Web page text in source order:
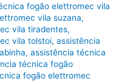
fogão elettromec vila
vila suzana,
vila tiradentes,
vila tolstoi,assistência
,assistência técnica
técnica fogão
fogão elettromec